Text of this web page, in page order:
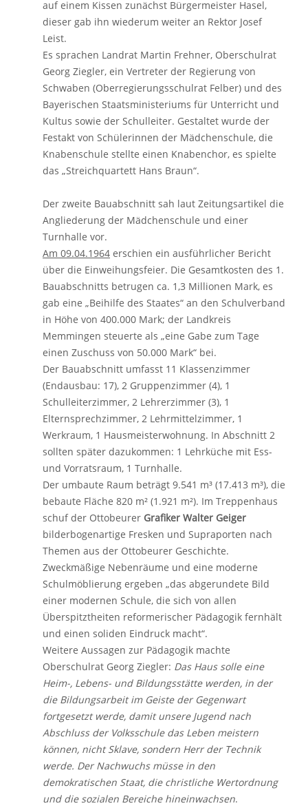
auf einem Kissen zunächst Bürgermeister Hasel,
dieser gab ihn wiederum weiter an Rektor Josef
Leist.
Es sprachen Landrat Martin Frehner, Oberschulrat
Georg Ziegler, ein Vertreter der Regierung von
Schwaben (Oberregierungsschulrat Felber) und des
Bayerischen Staatsministeriums für Unterricht und
Kultus sowie der Schulleiter. Gestaltet wurde der
Festakt von Schülerinnen der Mädchenschule, die
Knabenschule stellte einen Knabenchor, es spielte
das „Streichquartett Hans Braun“.
Der zweite Bauabschnitt sah laut Zeitungsartikel die
Angliederung der Mädchenschule und einer
Turnhalle vor.
Am 09.04.1964 erschien ein ausführlicher Bericht
über die Einweihungsfeier. Die Gesamtkosten des 1.
Bauabschnitts betrugen ca. 1,3 Millionen Mark, es
gab eine „Beihilfe des Staates“ an den Schulverband
in Höhe von 400.000 Mark; der Landkreis
Memmingen steuerte als „eine Gabe zum Tage
einen Zuschuss von 50.000 Mark“ bei.
Der Bauabschnitt umfasst 11 Klassenzimmer
(Endausbau: 17), 2 Gruppenzimmer (4), 1
Schulleiterzimmer, 2 Lehrerzimmer (3), 1
Elternsprechzimmer, 2 Lehrmittelzimmer, 1
Werkraum, 1 Hausmeisterwohnung. In Abschnitt 2
sollten später dazukommen: 1 Lehrküche mit Ess-
und Vorratsraum, 1 Turnhalle.
Der umbaute Raum beträgt 9.541 m³ (17.413 m³), die
bebaute Fläche 820 m² (1.921 m²). Im Treppenhaus
schuf der Ottobeurer Grafiker Walter Geiger
bilderbogenartige Fresken und Supraporten nach
Themen aus der Ottobeurer Geschichte.
Zweckmäßige Nebenräume und eine moderne
Schulmöblierung ergeben „das abgerundete Bild
einer modernen Schule, die sich von allen
Überspitztheiten reformerischer Pädagogik fernhält
und einen soliden Eindruck macht“.
Weitere Aussagen zur Pädagogik machte
Oberschulrat Georg Ziegler: Das Haus solle eine
Heim-, Lebens- und Bildungsstätte werden, in der
die Bildungsarbeit im Geiste der Gegenwart
fortgesetzt werde, damit unsere Jugend nach
Abschluss der Volksschule das Leben meistern
können, nicht Sklave, sondern Herr der Technik
werde. Der Nachwuchs müsse in den
demokratischen Staat, die christliche Wertordnung
und die sozialen Bereiche hineinwachsen.